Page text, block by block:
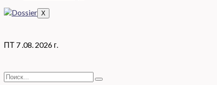
X
ПТ 7 .08. 2026 г.